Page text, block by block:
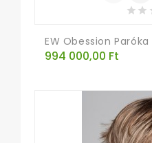
EW Obession Paróka
Ár
994 000,00 Ft